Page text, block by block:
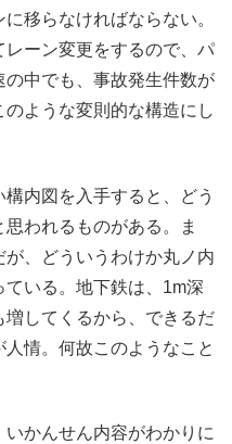
移らなければならない。
ーン変更をするので、パ
中でも、事故発生件数が
ような変則的な構造にし
内図を入手すると、どう
われるものがある。ま
、どういうわけか丸ノ内
いる。地下鉄は、1m深
増してくるから、できるだ
情。何故このようなこと
かんせん内容がわかりに